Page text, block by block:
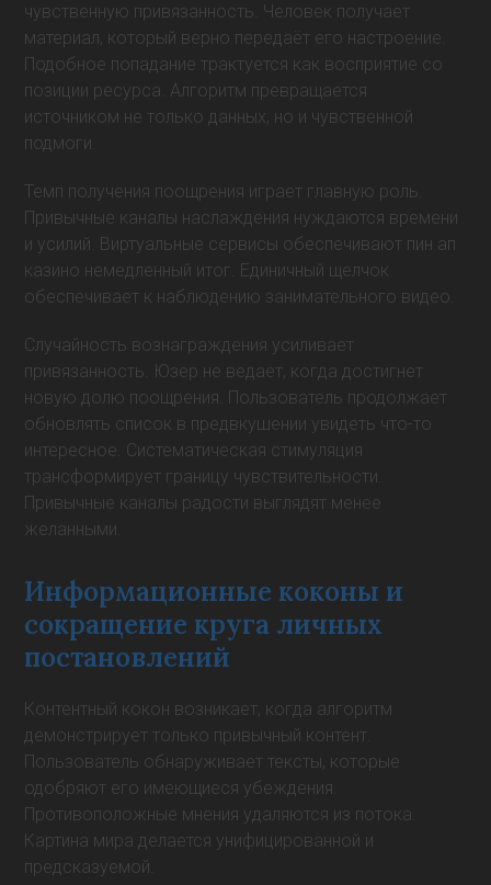
чувственную привязанность. Человек получает
материал, который верно передаёт его настроение.
Подобное попадание трактуется как восприятие со
позиции ресурса. Алгоритм превращается
источником не только данных, но и чувственной
подмоги.
Темп получения поощрения играет главную роль.
Привычные каналы наслаждения нуждаются времени
и усилий. Виртуальные сервисы обеспечивают пин ап
казино немедленный итог. Единичный щелчок
обеспечивает к наблюдению занимательного видео.
Случайность вознаграждения усиливает
привязанность. Юзер не ведает, когда достигнет
новую долю поощрения. Пользователь продолжает
обновлять список в предвкушении увидеть что-то
интересное. Систематическая стимуляция
трансформирует границу чувствительности.
Привычные каналы радости выглядят менее
желанными.
Информационные коконы и
сокращение круга личных
постановлений
Контентный кокон возникает, когда алгоритм
демонстрирует только привычный контент.
Пользователь обнаруживает тексты, которые
одобряют его имеющиеся убеждения.
Противоположные мнения удаляются из потока.
Картина мира делается унифицированной и
предсказуемой.